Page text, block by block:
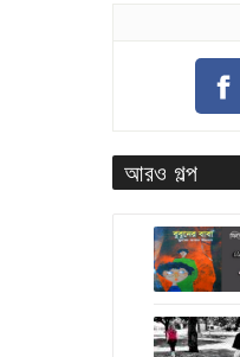
আরও গল্প